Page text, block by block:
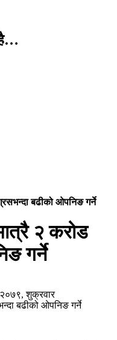
बढीको ओपनिङ गर्ने
२ करोड
गर्ने
शुक्रवार